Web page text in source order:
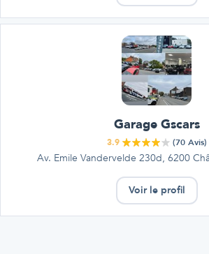
Garage Gscars
3.9 (70Avis)
Av. Emile Vandervelde 230d, 6200
Voir le profil